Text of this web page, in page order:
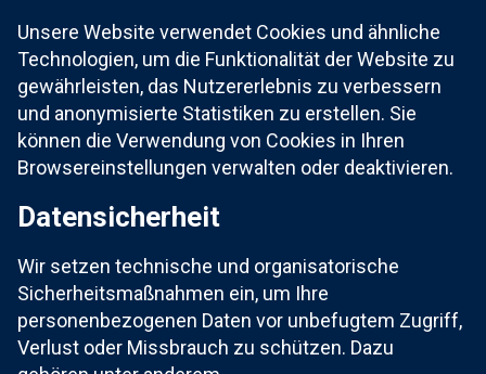
Unsere Website verwendet Cookies und ähnliche
Technologien, um die Funktionalität der Website zu
gewährleisten, das Nutzererlebnis zu verbessern
und anonymisierte Statistiken zu erstellen. Sie
können die Verwendung von Cookies in Ihren
Browsereinstellungen verwalten oder deaktivieren.
Datensicherheit
Wir setzen technische und organisatorische
Sicherheitsmaßnahmen ein, um Ihre
personenbezogenen Daten vor unbefugtem Zugriff,
Verlust oder Missbrauch zu schützen. Dazu